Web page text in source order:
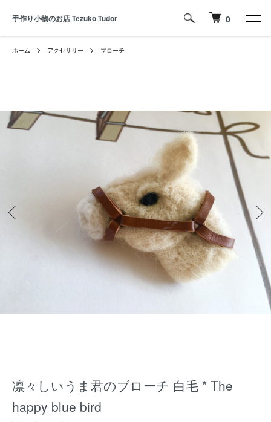
手作り小物のお店 Tezuko Tudor 0
ホーム アクセサリー ブローチ
凛々しいうま君のブローチ 白毛 * The
happy blue bird